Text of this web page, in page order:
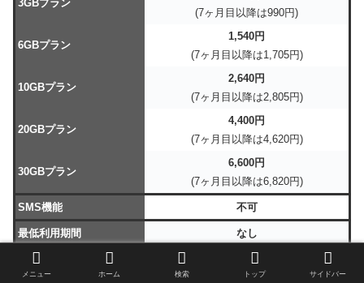
3GBプラン
(7ヶ月目以降は990円)
6GBプラン
1,540円
(7ヶ月目以降は1,705円)
10GBプラン
2,640円
(7ヶ月目以降は2,805円)
20GBプラン
4,400円
(7ヶ月目以降は4,620円)
30GBプラン
6,600円
(7ヶ月目以降は6,820円)
SMS機能 不可
最低利用期間
なし
契約解除料
なし
メニュー ホーム 検索 トップ サイドバー